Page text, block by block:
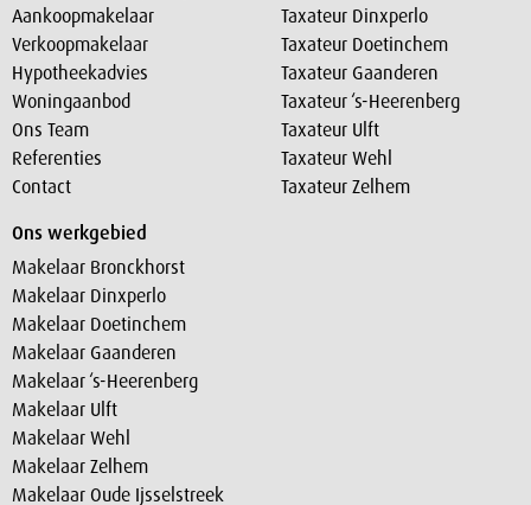
Aankoopmakelaar
Verkoopmakelaar
Hypotheekadvies
Woningaanbod
Ons Team
Referenties
Contact
Taxateur Dinxperlo
Taxateur Doetinchem
Taxateur Gaanderen
Taxateur ‘s-Heerenberg
Taxateur Ulft
Taxateur Wehl
Taxateur Zelhem
Ons werkgebied
Makelaar Bronckhorst
Makelaar Dinxperlo
Makelaar Doetinchem
Makelaar Gaanderen
Makelaar ‘s-Heerenberg
Makelaar Ulft
Makelaar Wehl
Makelaar Zelhem
Makelaar Oude Ijsselstreek